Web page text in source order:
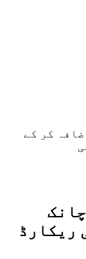
کر کے
کی ریکارڈ